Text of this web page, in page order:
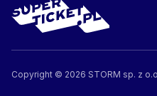
Copyright © 2026 STORM sp. z